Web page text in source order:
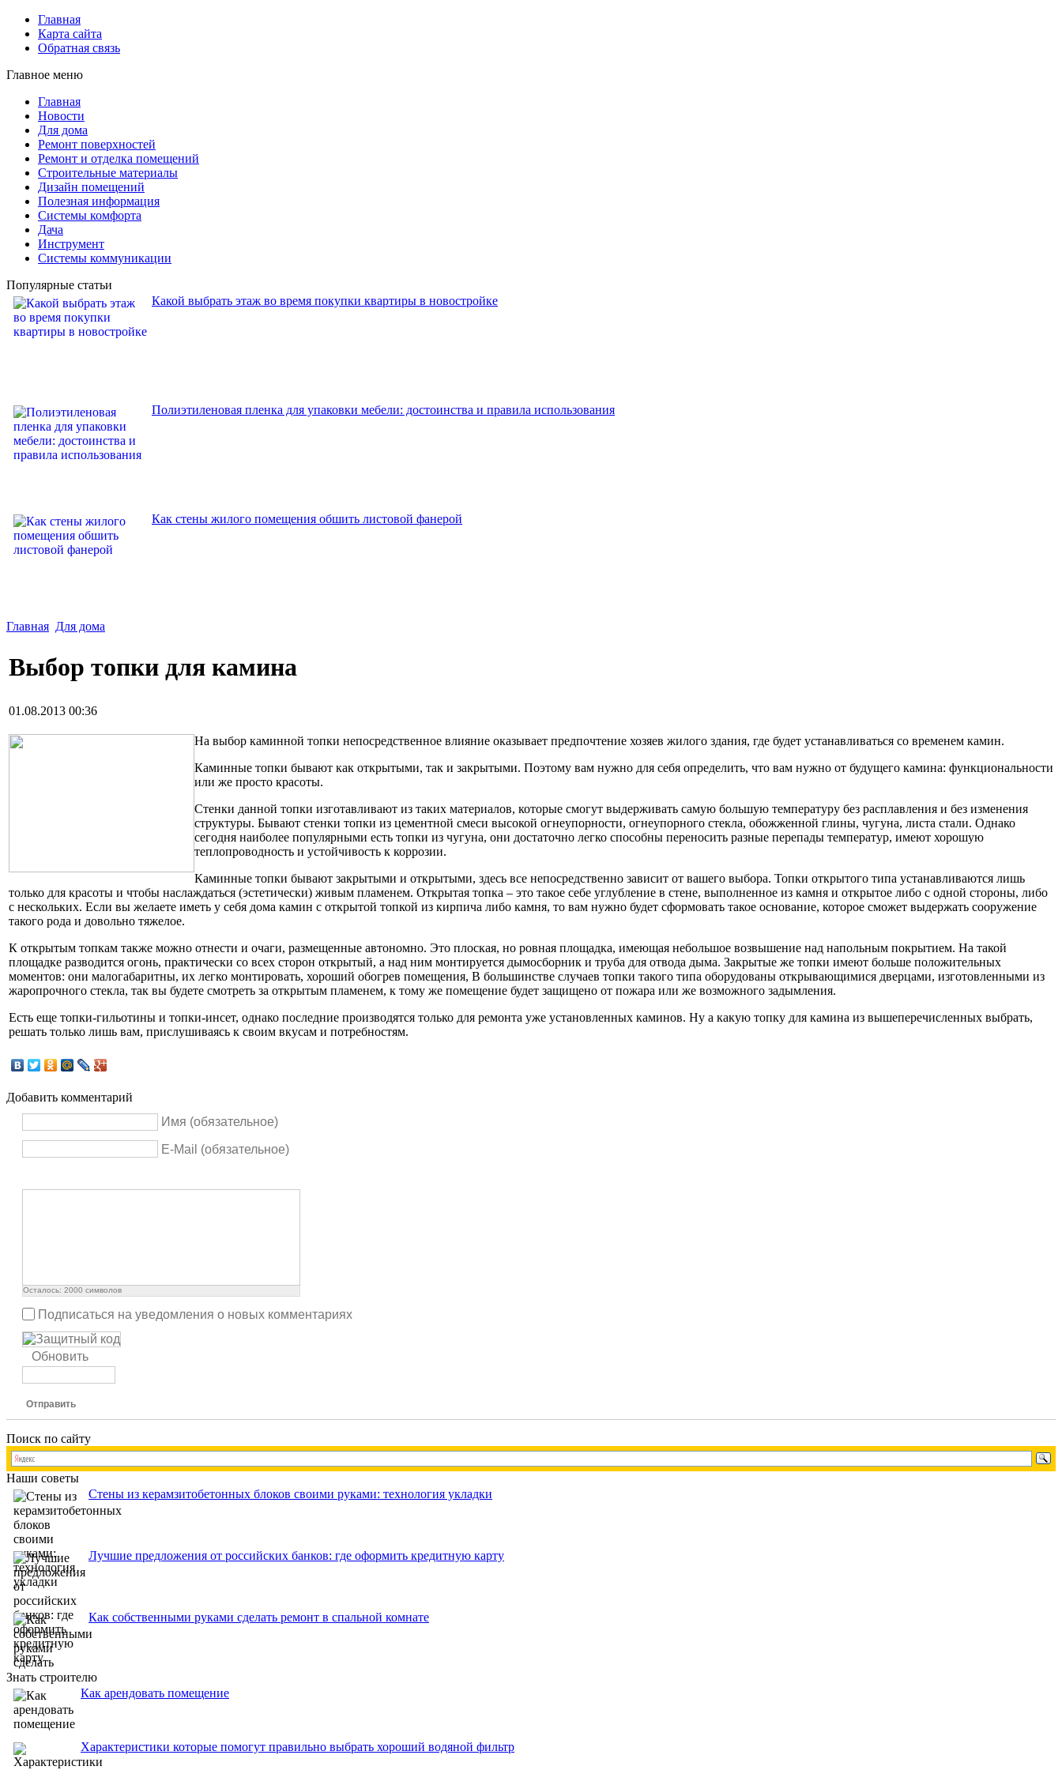
Главная
Карта сайта
Обратная связь
Главное меню
Главная
Новости
Для дома
Ремонт поверхностей
Ремонт и отделка помещений
Строительные материалы
Дизайн помещений
Полезная информация
Системы комфорта
Дача
Инструмент
Системы коммуникации
Популярные статьи
Какой выбрать этаж во время покупки квартиры в новостройке
Полиэтиленовая пленка для упаковки мебели: достоинства и правила использования
Как стены жилого помещения обшить листовой фанерой
Главная Для дома
Выбор топки для камина
01.08.2013 00:36
На выбор каминной топки непосредственное влияние оказывает предпочтение хозяев жилого здания, где будет устанавливаться со временем камин.
Каминные топки бывают как открытыми, так и закрытыми. Поэтому вам нужно для себя определить, что вам нужно от будущего камина: функциональности
или же просто красоты.
Стенки данной топки изготавливают из таких материалов, которые смогут выдерживать самую большую температуру без расплавления и без изменения
структуры. Бывают стенки топки из цементной смеси высокой огнеупорности, огнеупорного стекла, обожженной глины, чугуна, листа стали. Однако
сегодня наиболее популярными есть топки из чугуна, они достаточно легко способны переносить разные перепады температур, имеют хорошую
теплопроводность и устойчивость к коррозии.
Каминные топки бывают закрытыми и открытыми, здесь все непосредственно зависит от вашего выбора. Топки открытого типа устанавливаются лишь
только для красоты и чтобы наслаждаться (эстетически) живым пламенем. Открытая топка – это такое себе углубление в стене, выполненное из камня и открытое либо с одной стороны, либо
с нескольких. Если вы желаете иметь у себя дома камин с открытой топкой из кирпича либо камня, то вам нужно будет сформовать такое основание, которое сможет выдержать сооружение
такого рода и довольно тяжелое.
К открытым топкам также можно отнести и очаги, размещенные автономно. Это плоская, но ровная площадка, имеющая небольшое возвышение над напольным покрытием. На такой
площадке разводится огонь, практически со всех сторон открытый, а над ним монтируется дымосборник и труба для отвода дыма. Закрытые же топки имеют больше положительных
моментов: они малогабаритны, их легко монтировать, хороший обогрев помещения, В большинстве случаев топки такого типа оборудованы открывающимися дверцами, изготовленными из
жаропрочного стекла, так вы будете смотреть за открытым пламенем, к тому же помещение будет защищено от пожара или же возможного задымления.
Есть еще топки-гильотины и топки-инсет, однако последние производятся только для ремонта уже установленных каминов. Ну а какую топку для камина из вышеперечисленных выбрать,
решать только лишь вам, прислушиваясь к своим вкусам и потребностям.
Добавить комментарий
Имя (обязательное)
E-Mail (обязательное)
Осталось: 2000 символов
Подписаться на уведомления о новых комментариях
Обновить
Отправить
Поиск по сайту
Наши советы
Стены из керамзитобетонных блоков своими руками: технология укладки
Лучшие предложения от российских банков: где оформить кредитную карту
Как собственными руками сделать ремонт в спальной комнате
Знать строителю
Как арендовать помещение
Характеристики которые помогут правильно выбрать хороший водяной фильтр